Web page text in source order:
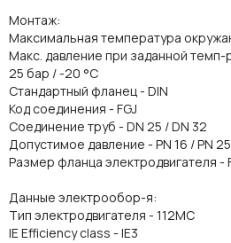
Монтаж:
Максимальная температура
Макс. давление при заданной темп-
25 бар / -20 °C
Стандартный фланец - DIN
Код соединения - FGJ
Соединение труб - DN 25 / DN 32
Допустимое давление - PN 16 / PN 25
Размер фланца электродвигателя -
Данные электрообор-я:
Тип электродвигателя - 112MC
IE Efficiency class - IE3